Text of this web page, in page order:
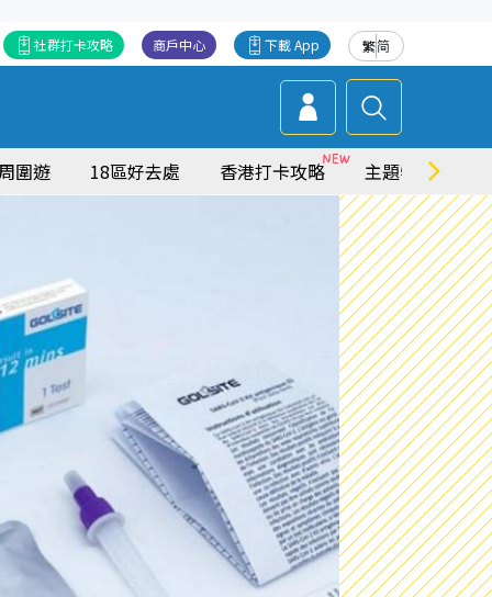
繁简
下載 App
商戶中心
社群打卡攻略
圍遊 18區好去處 香港打卡攻略 主題特集